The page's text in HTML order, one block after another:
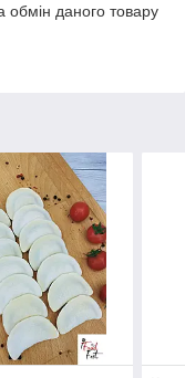
даного товару